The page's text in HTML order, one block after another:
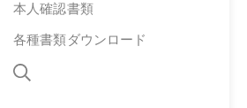
本人確認書類
各種書類ダウンロード